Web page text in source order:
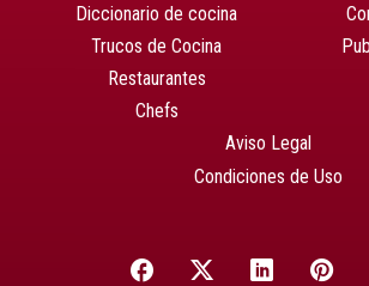
Diccionario de cocina
Trucos de Cocina
Restaurantes
Chefs
Aviso Legal
Condiciones de Uso